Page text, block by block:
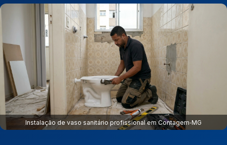
Instalação de vaso sanitário profissional em Contagem‑MG